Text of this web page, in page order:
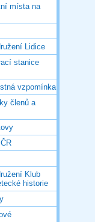
místa na
Lidice
stanice
vzpomínka
členů a
Klub
historie